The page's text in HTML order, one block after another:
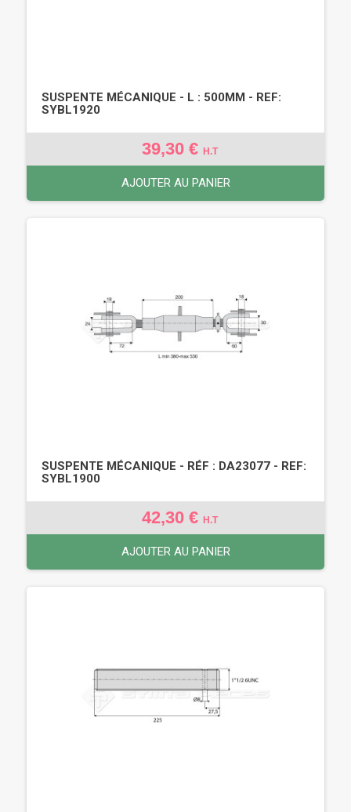
SUSPENTE MÉCANIQUE - L : 500MM - REF:
SYBL1920
39,30 € H.T
AJOUTER AU PANIER
SUSPENTE MÉCANIQUE - RÉF : DA23077 - REF:
SYBL1900
42,30 € H.T
AJOUTER AU PANIER